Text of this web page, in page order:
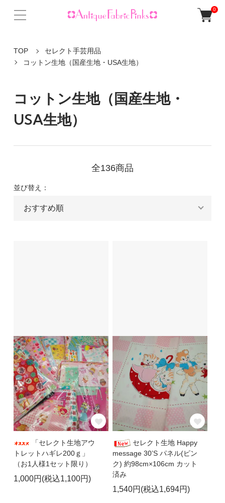
0
TOP
セレクト手芸用品
コットン生地（国産生地・USA生地）
コットン生地（国産生地・
USA生地）
全136商品
並び替え：
「セレクト生地アウ
トレットハギレ200ｇ」
（お1人様1セット限り）
1,000円(税込1,100円)
セレクト生地 Happy
message 30’S パネル(ピン
ク) 約98cm×106cm カット
済み
1,540円(税込1,694円)